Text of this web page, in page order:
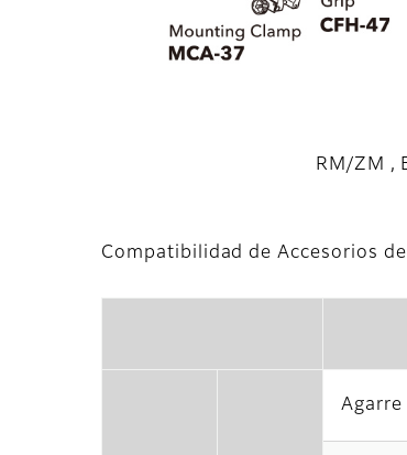
RM/ZM ,
Compatibilidad de Accesorios
Agarre